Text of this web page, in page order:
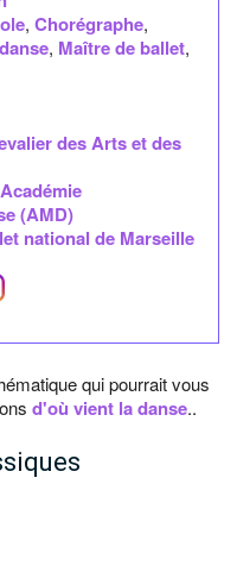
, Chorégraphe,
, Maître de ballet,
des Arts et des
Académie
(AMD)
national de Marseille
qui pourrait vous
d'où vient la danse..